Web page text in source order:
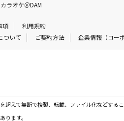
カラオケ＠DAM
項
利用規約
ついて ご契約方法 企業情報（コー
えて無断で複製、転載、ファイル化などするこ
ります。